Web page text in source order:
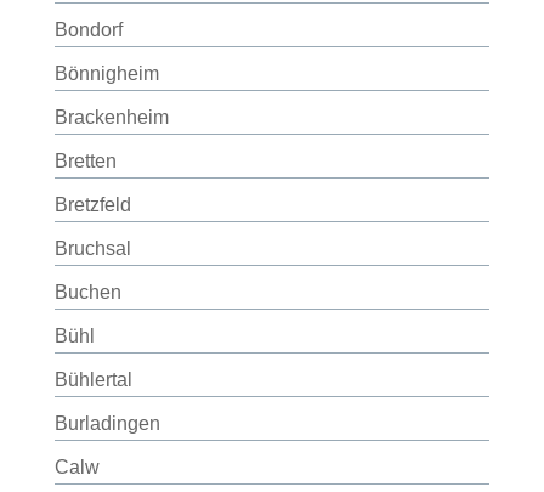
Bondorf
Bönnigheim
Brackenheim
Bretten
Bretzfeld
Bruchsal
Buchen
Bühl
Bühlertal
Burladingen
Calw